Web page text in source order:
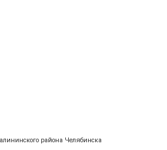
района Челябинска